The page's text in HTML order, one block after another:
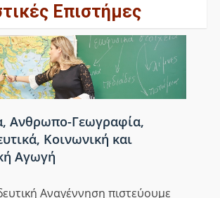
Επιστήμες
Ανθρωπο-Γεωγραφία,
Κοινωνική και
Αγωγή
Αναγέννηση πιστεύουμε